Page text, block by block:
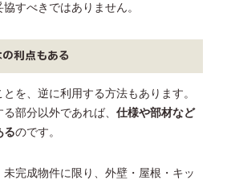
すべきではありません。
利点もある
を、逆に利用する方法もあります。
部分以外であれば、 仕様や部材など
るのです。
完成物件に限り、外壁・屋根・キッ